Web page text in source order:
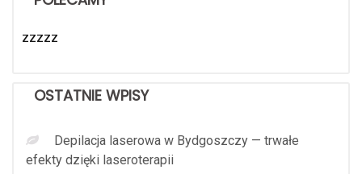
zzzzz
OSTATNIE WPISY
Depilacja laserowa w Bydgoszczy — trwałe
efekty dzięki laseroterapii